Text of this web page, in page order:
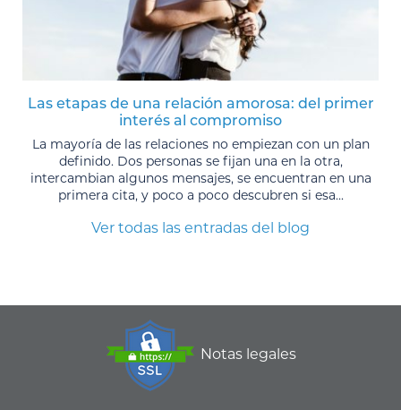
Las etapas de una relación amorosa: del primer
interés al compromiso
La mayoría de las relaciones no empiezan con un plan
definido. Dos personas se fijan una en la otra,
intercambian algunos mensajes, se encuentran en una
primera cita, y poco a poco descubren si esa...
Ver todas las entradas del blog
Notas legales